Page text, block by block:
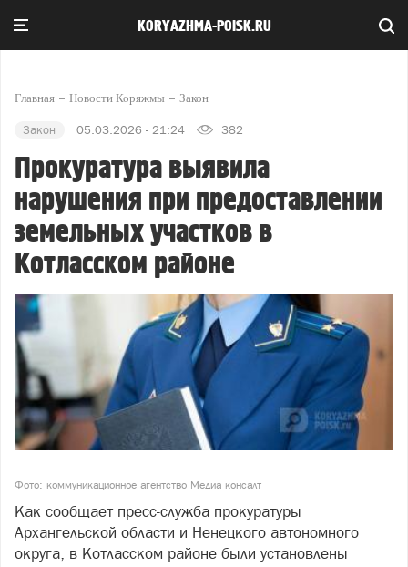
KORYAZHMA-POISK.RU
Главная Новости Коряжмы Закон
Закон 05.03.2026 - 21:24 382
Прокуратура выявила
нарушения при предоставлении
земельных участков в
Котласском районе
Фото: коммуникационное агентство Медиа консалт
Как сообщает пресс-служба прокуратуры
Архангельской области и Ненецкого автономного
округа, в Котласском районе были установлены